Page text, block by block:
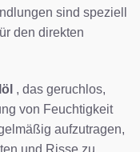
sind speziell
den direkten
, das geruchlos,
von Feuchtigkeit
aufzutragen,
und Risse zu